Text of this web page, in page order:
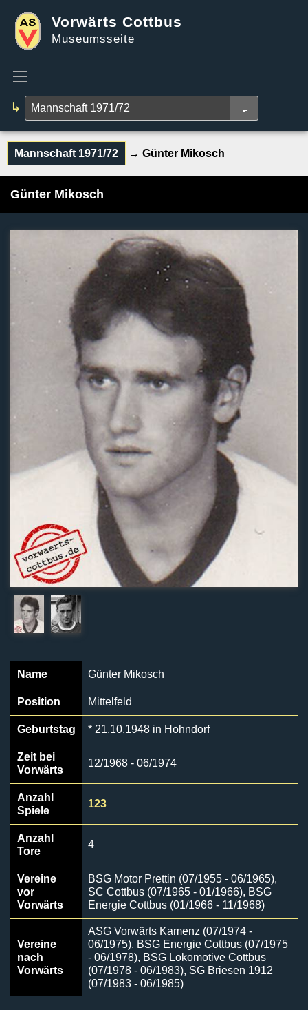
Vorwärts Cottbus
Museumsseite
↳
Mannschaft 1971/72 → Günter Mikosch
Günter Mikosch
Name Günter Mikosch
Position Mittelfeld
Geburtstag * 21.10.1948 in Hohndorf
Zeit bei
Vorwärts
12/1968 - 06/1974
Anzahl
Spiele
123
Anzahl
Tore
4
Vereine
vor
Vorwärts
BSG Motor Prettin (07/1955 - 06/1965),
SC Cottbus (07/1965 - 01/1966), BSG
Energie Cottbus (01/1966 - 11/1968)
Vereine
nach
Vorwärts
ASG Vorwärts Kamenz (07/1974 -
06/1975), BSG Energie Cottbus (07/1975
- 06/1978), BSG Lokomotive Cottbus
(07/1978 - 06/1983), SG Briesen 1912
(07/1983 - 06/1985)